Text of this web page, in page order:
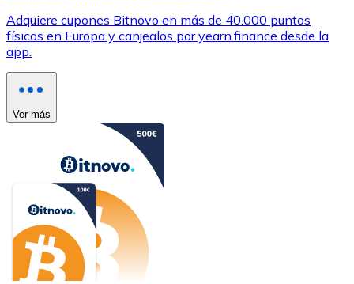
Adquiere cupones Bitnovo en más de 40.000 puntos
físicos en Europa y canjealos por yearn.finance desde la
app.
Ver más